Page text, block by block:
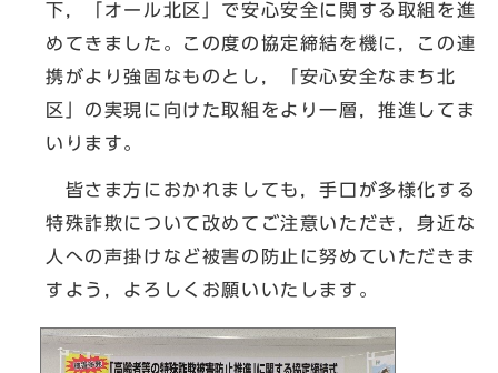
下，「オール北区」で安心安全に関する取組を進
めてきました。この度の協定締結を機に，この連
携がより強固なものとし，「安心安全なまち北
区」の実現に向けた取組をより一層，推進してま
いります。
皆さま方におかれましても，手口が多様化する
特殊詐欺について改めてご注意いただき，身近な
人への声掛けなど被害の防止に努めていただきま
すよう，よろしくお願いいたします。